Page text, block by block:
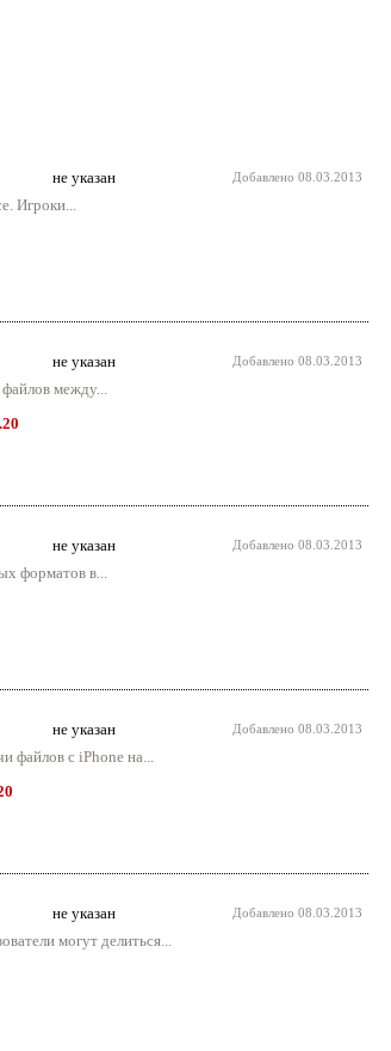
не указан Добавлено 08.03.2013
Игроки...
не указан Добавлено 08.03.2013
между...
не указан Добавлено 08.03.2013
форматов в...
не указан Добавлено 08.03.2013
файлов с iPhone на...
не указан Добавлено 08.03.2013
могут делиться...